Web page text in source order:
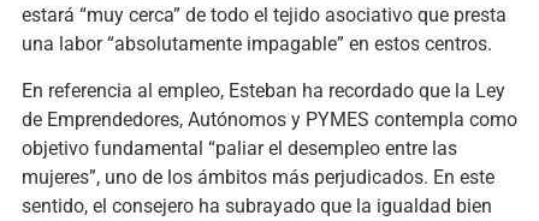
estará “muy cerca” de todo el tejido asociativo que presta
una labor “absolutamente impagable” en estos centros.
En referencia al empleo, Esteban ha recordado que la Ley
de Emprendedores, Autónomos y PYMES contempla como
objetivo fundamental “paliar el desempleo entre las
mujeres”, uno de los ámbitos más perjudicados. En este
sentido, el consejero ha subrayado que la igualdad bien